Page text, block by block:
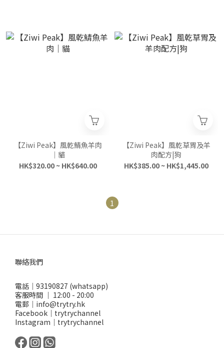
【Ziwi Peak】風乾鯖魚羊肉
｜貓
HK$320.00 ~ HK$640.00
【Ziwi Peak】風乾草胃及羊
肉配方|狗
HK$385.00 ~ HK$1,445.00
1
聯絡我們
電話｜93190827 (whatsapp)
客服時間 ｜ 12:00 - 20:00
電郵｜info@trytry.hk
Facebook｜trytrychannel
Instagram｜trytrychannel